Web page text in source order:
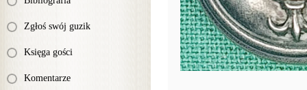
Zgłoś swój guzik
Księga gości
Komentarze